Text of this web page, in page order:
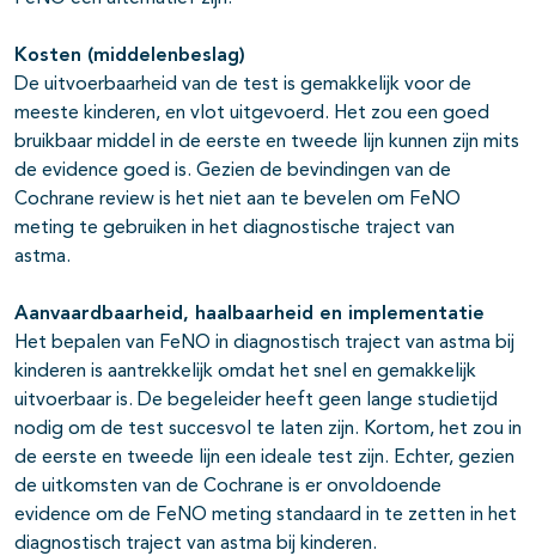
Kosten (middelenbeslag)
De uitvoerbaarheid van de test is gemakkelijk voor de
meeste kinderen, en vlot uitgevoerd. Het zou een goed
bruikbaar middel in de eerste en tweede lijn kunnen zijn mits
de evidence goed is. Gezien de bevindingen van de
Cochrane review is het niet aan te bevelen om FeNO
meting te gebruiken in het diagnostische traject van
astma.
Aanvaardbaarheid, haalbaarheid en implementatie
Het bepalen van FeNO in diagnostisch traject van astma bij
kinderen is aantrekkelijk omdat het snel en gemakkelijk
uitvoerbaar is. De begeleider heeft geen lange studietijd
nodig om de test succesvol te laten zijn. Kortom, het zou in
de eerste en tweede lijn een ideale test zijn. Echter, gezien
de uitkomsten van de Cochrane is er onvoldoende
evidence om de FeNO meting standaard in te zetten in het
diagnostisch traject van astma bij kinderen.